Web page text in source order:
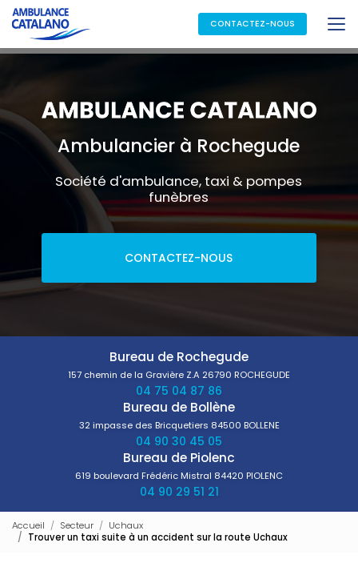
Aller
au
contenu
principal
CONTACTEZ-NOUS
Ambulancier à Rochegude
Société d'ambulance, taxi & pompes
funèbres
CONTACTEZ-NOUS
Bureau de Rochegude
157 chemin de la Gravière Z.A 26790 ROCHEGUDE
04 75 04 87 86
Bureau de Bollène
32 impasse des Bricquetiers 84500 BOLLENE
04 90 30 45 05
Bureau de Piolenc
619 boulevard Frédéric Mistral 84420 PIOLENC
04 90 29 51 21
Accueil Secteur
Uchaux
Trouver un taxi suite à un accident sur la route Uchaux